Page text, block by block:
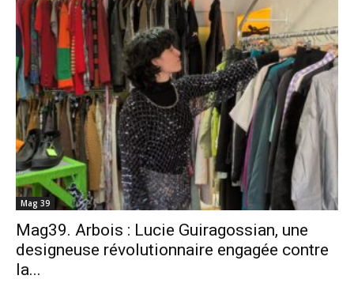
Mag 39
Mag39. Arbois : Lucie Guiragossian, une
designeuse révolutionnaire engagée contre
la...